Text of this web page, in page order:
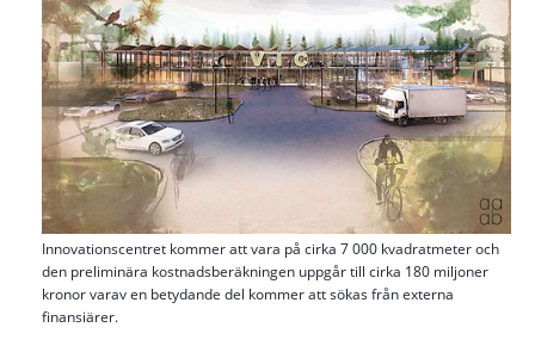
Innovationscentret kommer att vara på cirka 7 000 kvadratmeter och
den preliminära kostnadsberäkningen uppgår till cirka 180 miljoner
kronor varav en betydande del kommer att sökas från externa
finansiärer.